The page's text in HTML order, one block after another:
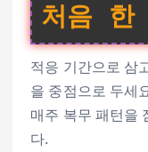
처음 한
적응 기간으로 삼
을 중점으로 두세
매주 복무 패턴을
다.